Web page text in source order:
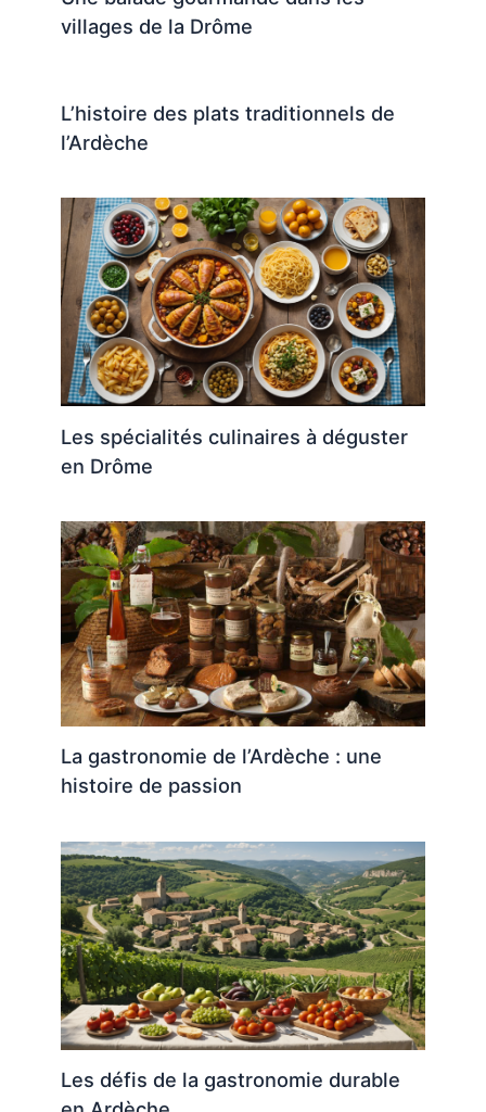
villages de la Drôme
L’histoire des plats traditionnels de
l’Ardèche
Les spécialités culinaires à déguster
en Drôme
La gastronomie de l’Ardèche : une
histoire de passion
Les défis de la gastronomie durable